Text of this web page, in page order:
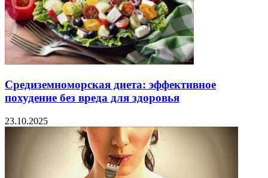
Средиземноморская диета: эффективное
похудение без вреда для здоровья
23.10.2025